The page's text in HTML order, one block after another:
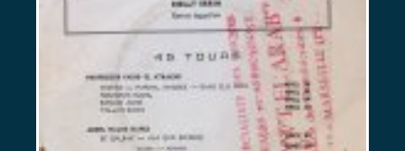
d’exil
surveillance